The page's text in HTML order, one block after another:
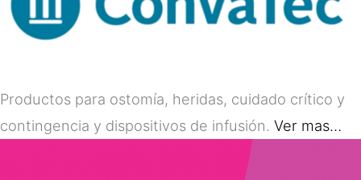
Productos para ostomía, heridas, cuidado crítico y
contingencia y dispositivos de infusión. Ver mas…